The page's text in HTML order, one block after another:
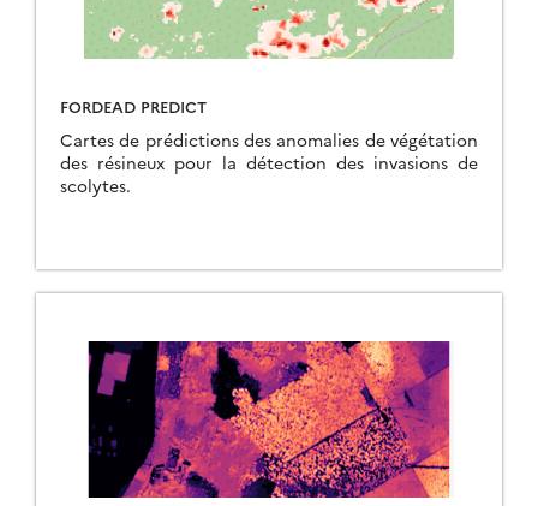
FORDEAD PREDICT
Cartes de prédictions des anomalies de végétation
des résineux pour la détection des invasions de
scolytes.